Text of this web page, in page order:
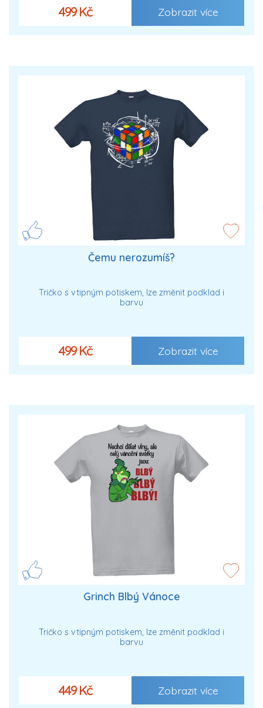
499 Kč Zobrazit více
Čemu nerozumíš?
Tričko s vtipným potiskem, lze změnit podklad i
barvu
499 Kč Zobrazit více
Grinch Blbý Vánoce
Tričko s vtipným potiskem, lze změnit podklad i
barvu
449 Kč Zobrazit více